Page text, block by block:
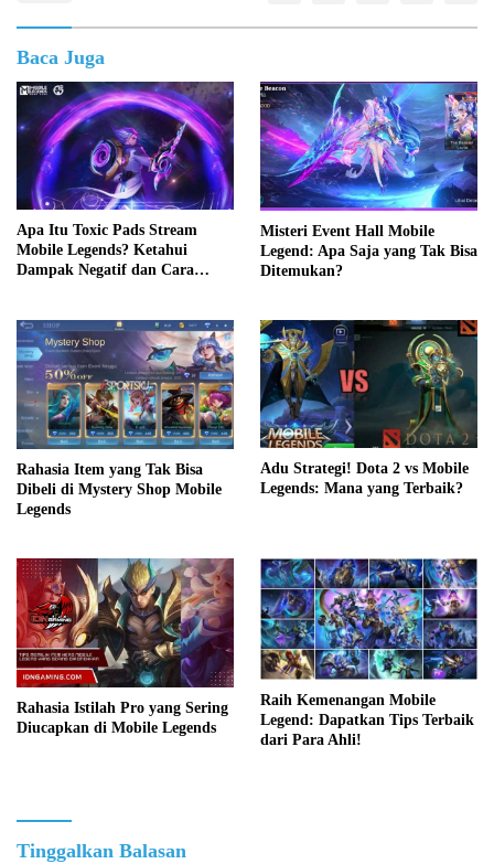
Baca Juga
Apa Itu Toxic Pads Stream
Mobile Legends? Ketahui
Dampak Negatif dan Cara
Misteri Event Hall Mobile
Legend: Apa Saja yang Tak Bisa
Ditemukan?
Rahasia Item yang Tak Bisa
Dibeli di Mystery Shop Mobile
Legends
Adu Strategi! Dota 2 vs Mobile
Legends: Mana yang Terbaik?
Rahasia Istilah Pro yang Sering
Diucapkan di Mobile Legends
Raih Kemenangan Mobile
Legend: Dapatkan Tips Terbaik
dari Para Ahli!
Tinggalkan Balasan